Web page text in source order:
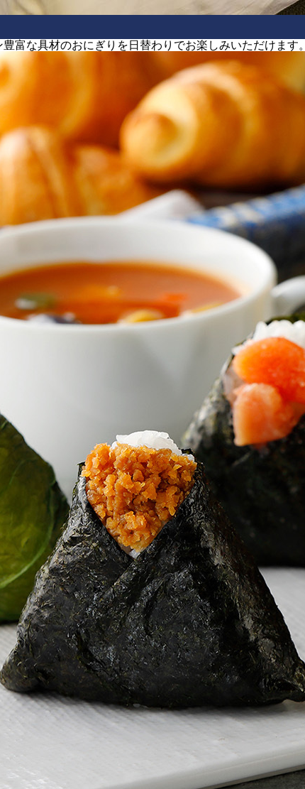
富な具材のおにぎりを日替わりでお楽しみいただけます。